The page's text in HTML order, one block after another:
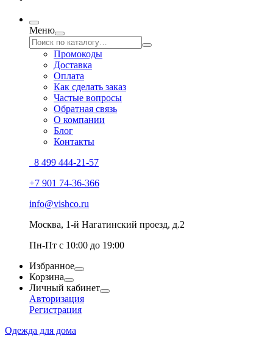
Меню
Промокоды
Доставка
Оплата
Как сделать заказ
Частые вопросы
Обратная связь
О компании
Блог
Контакты
8 499 444-21-57
+7 901 74-36-366
info@vishco.ru
Москва, 1-й Нагатинский проезд, д.2
Пн-Пт с 10:00 до 19:00
Избранное
Корзина
Личный кабинет
Авторизация
Регистрация
Одежда для дома